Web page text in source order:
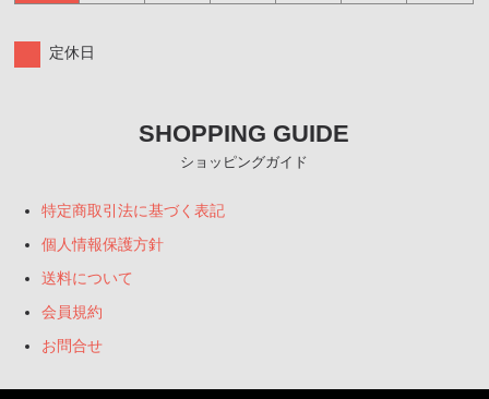
定休日
SHOPPING GUIDE
ショッピングガイド
特定商取引法に基づく表記
個人情報保護方針
送料について
会員規約
お問合せ